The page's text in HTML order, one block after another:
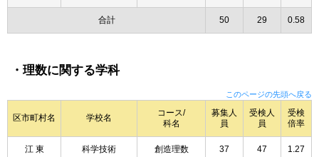
合計 50 29 0.58
・理数に関する学科
このページの先頭へ戻る
区市町村名 学校名
コース/
科名
募集人
員
受検人
員
受検
倍率
江 東 科学技術 創造理数 37 47 1.27